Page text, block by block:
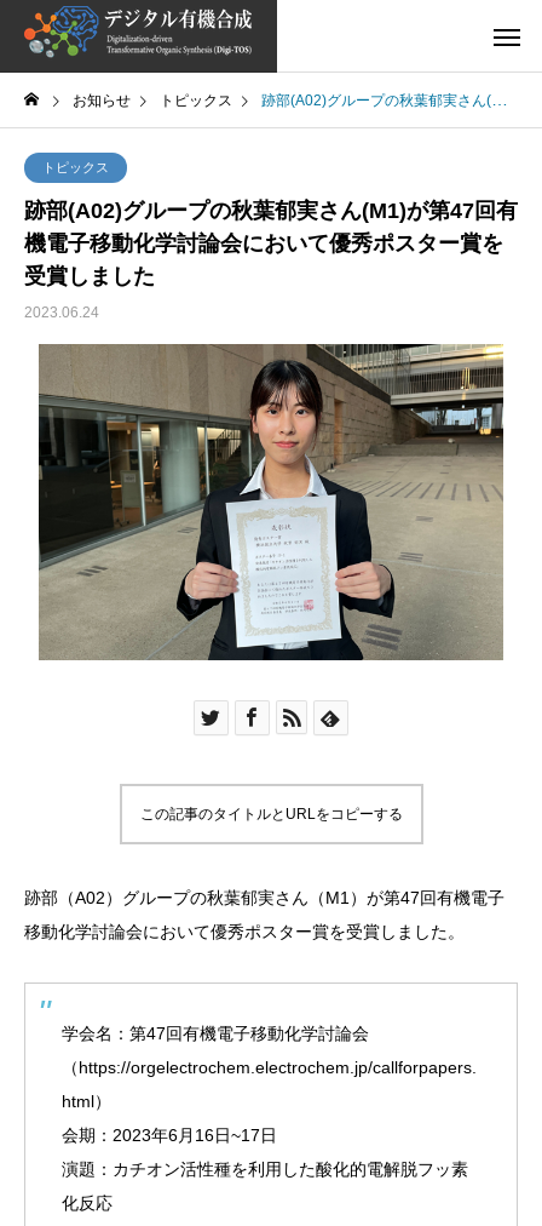
お知らせ トピックス 跡部(A02)グループの秋葉郁実さん(M1)が第47回有機電子移動化学討論会において優秀ポスター賞を受賞しました
トピックス
跡部(A02)グループの秋葉郁実さん(M1)が第47回有
機電子移動化学討論会において優秀ポスター賞を
受賞しました
2023.06.24
この記事のタイトルとURLをコピーする
跡部（A02）グループの秋葉郁実さん（M1）が第47回有機電子
移動化学討論会において優秀ポスター賞を受賞しました。
学会名：第47回有機電子移動化学討論会
（https://orgelectrochem.electrochem.jp/callforpapers.
html）
会期：2023年6月16日~17日
演題：カチオン活性種を利用した酸化的電解脱フッ素
化反応